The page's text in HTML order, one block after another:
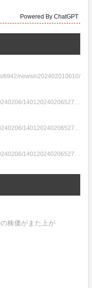
Powered By ChatGPT
6942/news/n202402010610/
140120240206527…
140120240206527…
140120240206527…
株価がまた上が